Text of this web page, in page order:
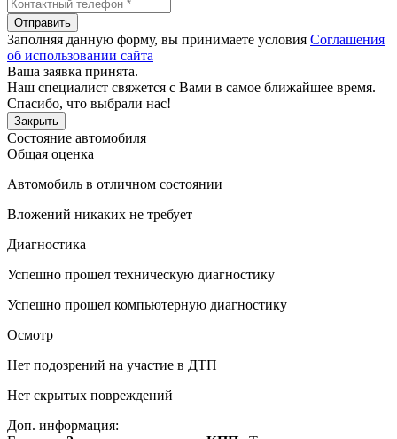
Отправить
Заполняя данную форму, вы принимаете условия Соглашения
об использовании сайта
Ваша заявка принята.
Наш специалист свяжется с Вами в самое ближайшее время.
Спасибо, что выбрали нас!
Закрыть
Состояние автомобиля
Общая оценка
Автомобиль в отличном состоянии
Вложений никаких не требует
Диагностика
Успешно прошел техническую диагностику
Успешно прошел компьютерную диагностику
Осмотр
Нет подозрений на участие в ДТП
Нет скрытых повреждений
Доп. информация: